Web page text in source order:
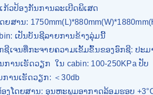
ວປ້ອງກັນການລະເບີດພິເສດ
ສານ:
ເປັນ​ບັນ​ຊີ​ລາຍ​ການ​ຂ້າງ​ລຸ່ມ​ນີ້​
ຊີເຈນທີ່ກະຈາຍຄວາມເຂັ້ມຂົ້ນຂອງອົກຊີ: ປະມ
ການເຮັດວຽກ ໃນ cabin: 100-250KPa ປັບ
ານເຮັດວຽກ: ＜30db
ໂດຍສານ: ອຸນຫະພູມອາກາດລ້ອມຮອບ